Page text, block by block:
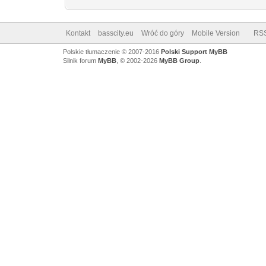
Kontakt basscity.eu Wróć do góry Mobile Version
Polskie tłumaczenie © 2007-2016 Polski Support MyBB
Silnik forum MyBB, © 2002-2026 MyBB Group.